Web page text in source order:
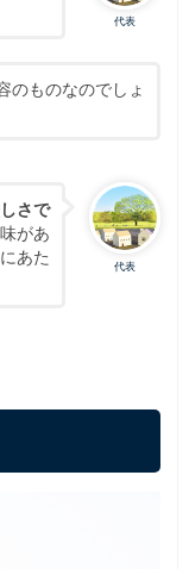
代表
のものなのでしょ
代表
さで
があ
あた